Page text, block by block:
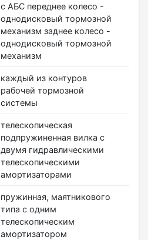
с АБС переднее колесо -
однодисковый тормозной
механизм заднее колесо -
однодисковый тормозной
механизм
каждый из контуров
рабочей тормозной
системы
телескопическая
подпружиненная вилка с
двумя гидравлическими
телескопическими
амортизаторами
пружинная, маятникового
типа с одним
телескопическим
амортизатором